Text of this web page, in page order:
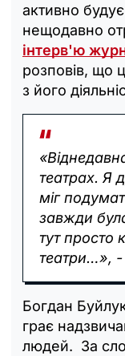
активно
нещодавно
інтерв'ю
розповів, що
з його
театрах. Я
міг
завжди
тут просто
театри…», -
Богдан
грає
людей. За